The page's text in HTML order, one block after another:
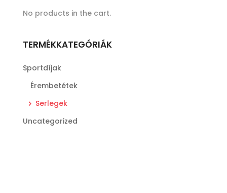
No products in the cart.
TERMÉKKATEGÓRIÁK
Sportdíjak
Érembetétek
Serlegek
Uncategorized